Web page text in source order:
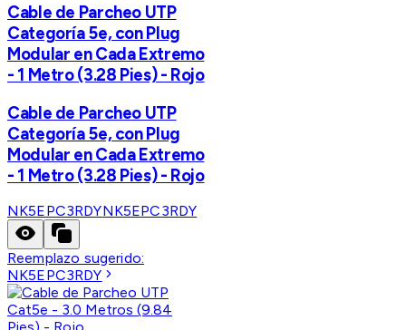
Cable de Parcheo UTP
Categoría 5e, con Plug
Modular en Cada Extremo
- 1 Metro (3.28 Pies) - Rojo
Cable de Parcheo UTP
Categoría 5e, con Plug
Modular en Cada Extremo
- 1 Metro (3.28 Pies) - Rojo
NK5EPC3RDYNK5EPC3RDY
Reemplazo sugerido:
NK5EPC3RDY